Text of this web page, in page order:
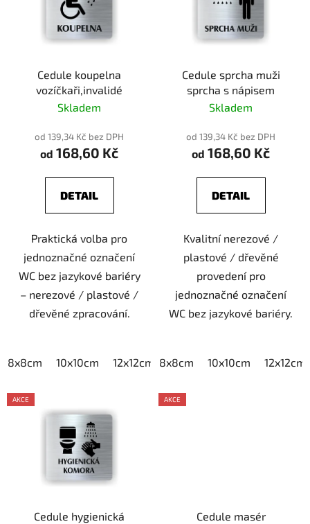
Cedule koupelna
vozíčkaři,invalidé
Skladem
od 139,34 Kč bez DPH
od 168,60 Kč
DETAIL
Praktická volba pro
jednoznačné označení
WC bez jazykové bariéry
– nerezové / plastové /
dřevěné zpracování.
8x8cm 10x10cm 12x12cm 15x15cm 20x20cm
Cedule sprcha muži
sprcha s nápisem
Skladem
od 139,34 Kč bez DPH
od 168,60 Kč
DETAIL
Kvalitní nerezové /
plastové / dřevěné
provedení pro
jednoznačné označení
WC bez jazykové bariéry.
8x8cm 10x10cm 12x12cm
AKCE
Cedule hygienická
AKCE
Cedule masér